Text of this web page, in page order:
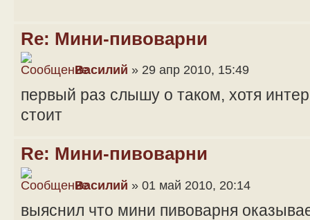
Re: Мини-пивоварни
Василий » 29 апр 2010, 15:49
первый раз слышу о таком, хотя
стоит
Re: Мини-пивоварни
Василий » 01 май 2010, 20:14
выяснил что мини пивоварня